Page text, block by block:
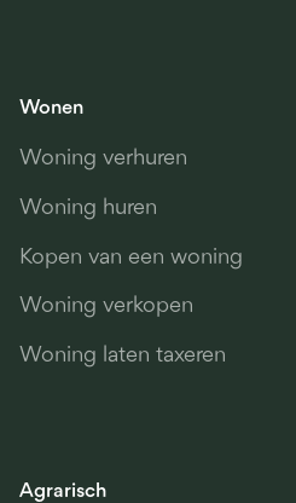
Wonen
Woning verhuren
Woning huren
Kopen van een woning
Woning verkopen
Woning laten taxeren
Agrarisch